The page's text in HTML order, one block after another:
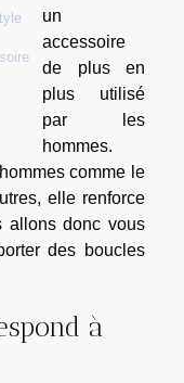
un
accessoire
de plus en
plus utilisé
par les
hommes.
comme le
elle renforce
allons donc vous
des boucles
à